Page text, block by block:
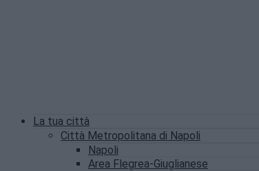
La tua città
Città Metropolitana di Napoli
Napoli
Area Flegrea-Giuglianese